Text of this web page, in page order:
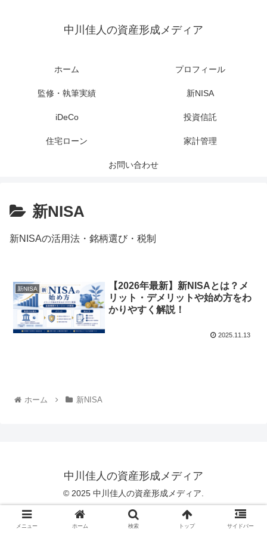
中川佳人の資産形成メディア
ホーム プロフィール
監修・執筆実績 新NISA
iDeCo 投資信託
住宅ローン 家計管理
お問い合わせ
新NISA
新NISAの活用法・銘柄選び・税制
新NISA
【2026年最新】新NISAとは？メ
リット・デメリットや始め方をわ
かりやすく解説！
2025.11.13
ホーム 新NISA
中川佳人の資産形成メディア
© 2025 中川佳人の資産形成メディア.
メニュー ホーム 検索 トップ サイドバー